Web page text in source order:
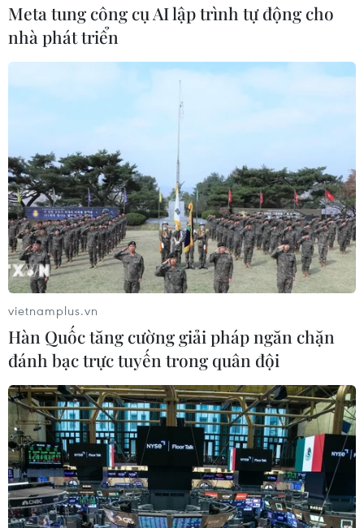
Meta tung công cụ AI lập trình tự động cho
nhà phát triển
vietnamplus.vn
Hàn Quốc tăng cường giải pháp ngăn chặn
đánh bạc trực tuyến trong quân đội